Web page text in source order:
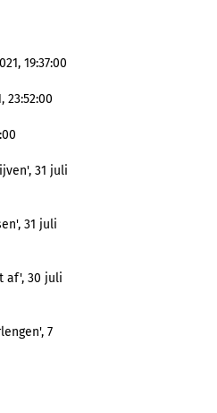
19:37:00
23:52:00
31 juli
31 juli
af', 30 juli
7